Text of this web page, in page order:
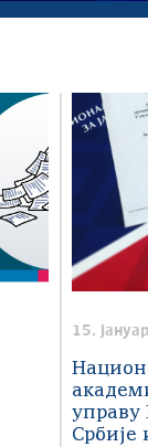
15.
управу
Србије